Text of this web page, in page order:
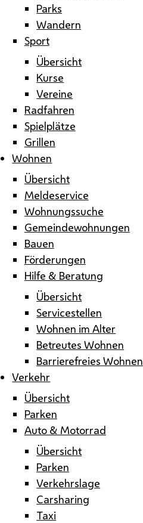
Parks
Wandern
Sport
Übersicht
Kurse
Vereine
Radfahren
Spielplätze
Grillen
Wohnen
Übersicht
Meldeservice
Wohnungssuche
Gemeindewohnungen
Bauen
Förderungen
Hilfe & Beratung
Übersicht
Servicestellen
Wohnen im Alter
Betreutes Wohnen
Barrierefreies Wohnen
Verkehr
Übersicht
Parken
Auto & Motorrad
Übersicht
Parken
Verkehrslage
Carsharing
Taxi